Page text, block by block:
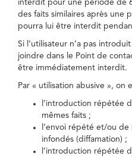
interdit pour une période de
des faits similaires après une
pourra lui être interdit
Si l’utilisateur n’a pas
joindre dans le Point de
être immédiatement interdit.
Par « utilisation abusive », on
l’introduction répétée
mêmes faits ;
l’envoi répété et/ou
infondés (diffamation) ;
l’introduction répétée